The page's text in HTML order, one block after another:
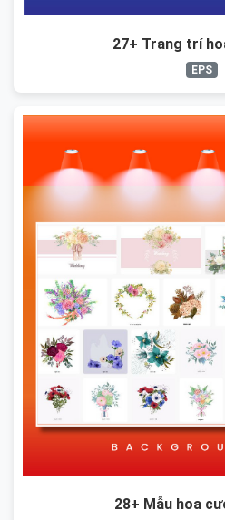
27+ Trang trí
EPS
28+ Mẫu hoa